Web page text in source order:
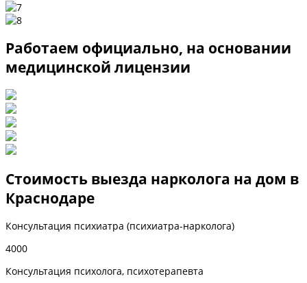
Работаем официально, на основании
медицинской лицензии
Стоимость выезда нарколога на дом в
Краснодаре
Консультация психиатра (психиатра-нарколога)
4000
Консультация психолога, психотерапевта